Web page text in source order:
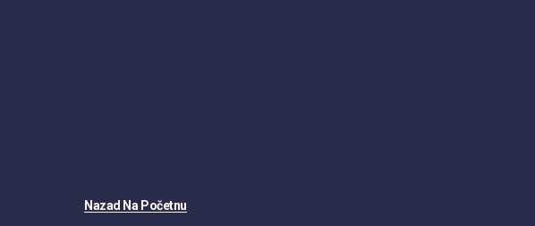
Nazad Na Početnu